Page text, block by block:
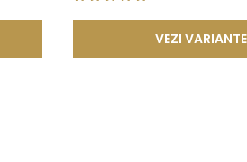
VEZI VARIANTE